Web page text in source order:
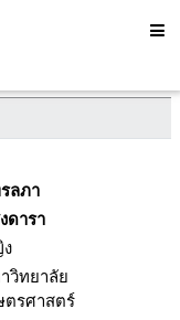
ลภา
ดารา
วิทยาลัย
ตรศาสตร์